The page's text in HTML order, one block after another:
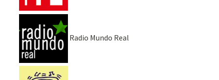
Radio Mundo Real